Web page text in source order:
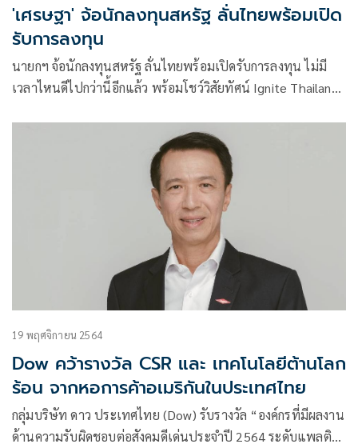
'เศรษฐา' จ้อนักลงทุนสหรัฐ ลั่นไทยพร้อมเปิด
รับการลงทุน
นายกฯ จ้อนักลงทุนสหรัฐ ลั่นไทยพร้อมเปิดรับการลงทุน ไม่มี
เวลาไหนดีไปกว่านี้อีกแล้ว พร้อมโชว์วิสัยทัศน์ Ignite Thailand
19 พฤศจิกายน 2564
Dow คว้ารางวัล CSR และ เทคโนโลยีต้านโลก
ร้อน จากหอการค้าอเมริกันในประเทศไทย
กลุ่มบริษัท ดาว ประเทศไทย (Dow) รับรางวัล “องค์กรที่มีผลงาน
ด้านความรับผิดชอบต่อสังคมดีเด่นประจำปี 2564 ระดับแพลติ